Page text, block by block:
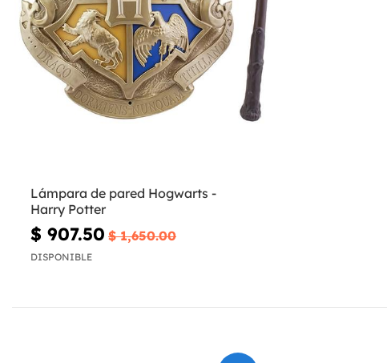
Lámpara de pared Hogwarts -
Harry Potter
$ 907.50 $ 1,650.00
DISPONIBLE